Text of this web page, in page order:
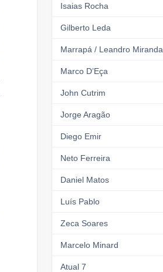
Isaias Rocha
Gilberto Leda
Marrapá / Leandro Miranda
Marco D’Eça
John Cutrim
Jorge Aragão
Diego Emir
Neto Ferreira
Daniel Matos
Luís Pablo
Zeca Soares
Marcelo Minard
Atual 7